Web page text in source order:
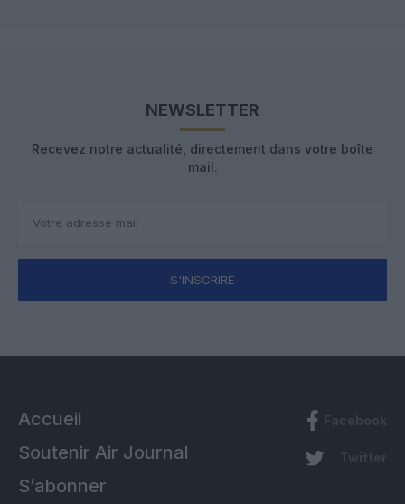
NEWSLETTER
Recevez notre actualité, directement dans votre boîte
mail.
S'INSCRIRE
Accueil
Soutenir Air Journal
S’abonner